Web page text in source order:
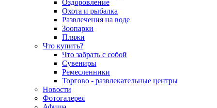
Оздоровление
Охота и рыбалка
Развлечения на воде
Зоопарки
Пляжи
Что купить?
Что забрать с собой
Сувениры
Ремесленники
Торгово - развлекательные центры
Новости
Фотогалерея